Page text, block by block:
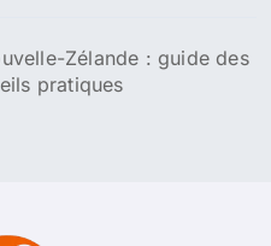
Zélande : guide des
pratiques